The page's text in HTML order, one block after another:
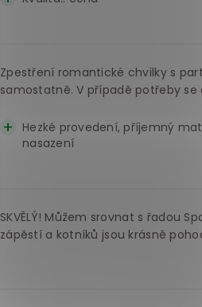
Zpestření romantické chvilky s
samostatně. V případě potřeby
Hezké provedení, příjemný
nasazení
SKVĚLÝ! Můžem srovnat s řadou
zápěstí a kotníků jsou krásně